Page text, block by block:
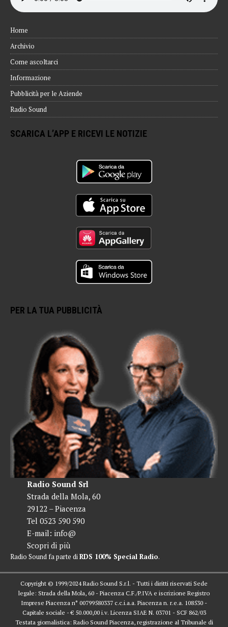
Home
Archivio
Come ascoltarci
Informazione
Pubblicità per le Aziende
Radio Sound
SCARICA L’APP E RICEVI LE NOTIZIE
PER LA TUA PUBBLICITÀ
Radio Sound Srl
Strada della Mola, 60
29122 – Piacenza
Tel 0523 590 590
E-mail: info@
Scopri di più
Radio Sound fa parte diRDS 100% Special Radio.
Copyright © 1999/2024 Radio Sound S.r.l. - Tutti i diritti riservati Sede
legale: Strada della Mola, 60 - Piacenza C.F./P.IVA e iscrizione Registro
Imprese Piacenza n° 00799580337 c.c.i.a.a. Piacenza n. r.e.a. 108530 -
Capitale sociale - € 50.000,00 i.v. Licenza SIAE N. 03701 - SCF 862/03
Testata giornalistica: Radio Sound Piacenza, registrazione al Tribunale di